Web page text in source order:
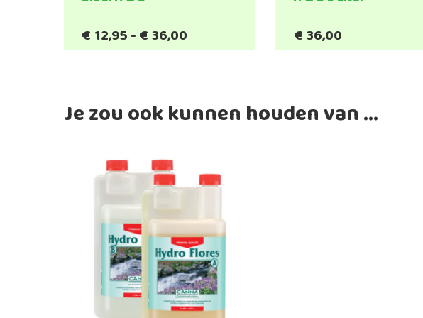
€ 12,95-€36,00
€12,95
Dit
product
variaties.
Deze
kan
gekozen
worden
op
de
productpagina
€36,00
Je zou ook kunnen houden van …